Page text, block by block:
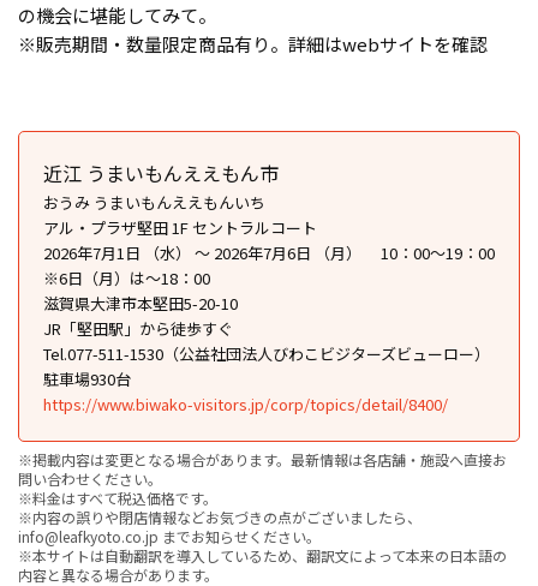
の機会に堪能してみて。
※販売期間・数量限定商品有り。詳細はwebサイトを確認
近江 うまいもんええもん市
おうみ うまいもんええもんいち
アル・プラザ堅田 1F セントラルコート
2026年7月1日 （水） ～ 2026年7月6日 （月） 10：00〜19：00
※6日（月）は〜18：00
滋賀県大津市本堅田5-20-10
JR「堅田駅」から徒歩すぐ
Tel.077-511-1530（公益社団法人びわこビジターズビューロー）
駐車場930台
https://www.biwako-visitors.jp/corp/topics/detail/8400/
※掲載内容は変更となる場合があります。最新情報は各店舗・施設へ直接お
問い合わせください。
※料金はすべて税込価格です。
※内容の誤りや閉店情報などお気づきの点がございましたら、
info@leafkyoto.co.jp までお知らせください。
※本サイトは自動翻訳を導入しているため、翻訳文によって本来の日本語の
内容と異なる場合があります。